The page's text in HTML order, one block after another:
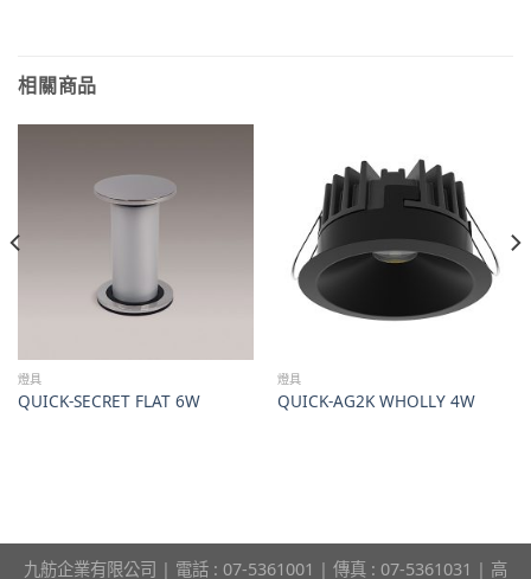
相關商品
燈具
QUICK-SECRET FLAT 6W
燈具
QUICK-AG2K WHOLLY 4W
九舫企業有限公司 | 電話 : 07-5361001 | 傳真 : 07-5361031 | 高